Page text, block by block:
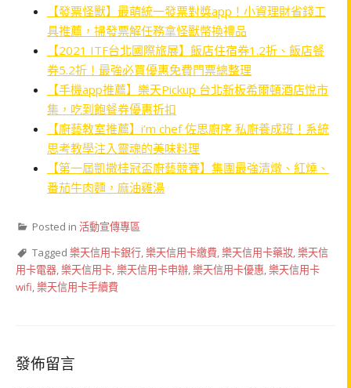
【發票怪獸】最萌統一發票對獎app！小資理財省錢工
具推薦，掃發票解任務拿怪獸幣換禮品
【2021 ITF台北國際旅展】飯店住宿券1.2折、飯店餐
券5.2折！最強必買優惠免費門票總整理
【手機app推薦】樂天Pickup 台北新板希爾頓酒店悅市
集，吃到飽餐券優惠折扣
【廚藝教室推薦】i’m chef 佐思廚序 私廚養成班！系統
思考教學注入靈魂的美味料理
【第一屆凱撒桂冠盃廚藝競賽】集團最強清燉、紅燒、
番茄牛肉麵，麻油雞湯
Posted in 活動宣傳專區
Tagged 樂天信用卡銀行,樂天信用卡繳費,樂天信用卡藥妝,樂天信
用卡電器,樂天信用卡,樂天信用卡申辦,樂天信用卡優惠,樂天信用卡
wifi,樂天信用卡手續費
發佈留言